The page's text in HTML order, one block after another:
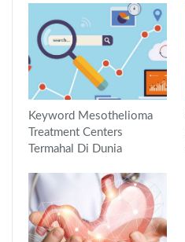
Keyword Mesothelioma
Treatment Centers
Termahal Di Dunia